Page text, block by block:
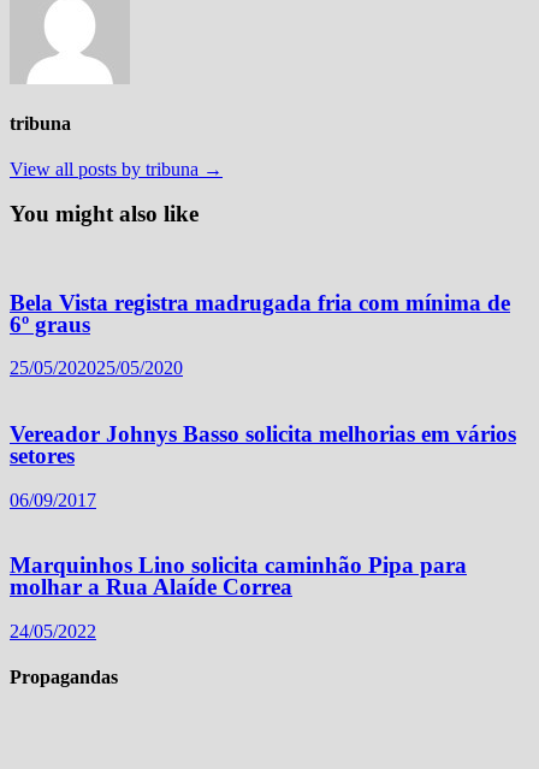
tribuna
View all posts by tribuna →
You might also like
Bela Vista registra madrugada fria com mínima de
6º graus
25/05/202025/05/2020
Vereador Johnys Basso solicita melhorias em vários
setores
06/09/2017
Marquinhos Lino solicita caminhão Pipa para
molhar a Rua Alaíde Correa
24/05/2022
Propagandas